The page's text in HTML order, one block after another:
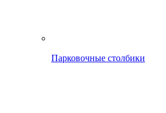
Парковочные столбики